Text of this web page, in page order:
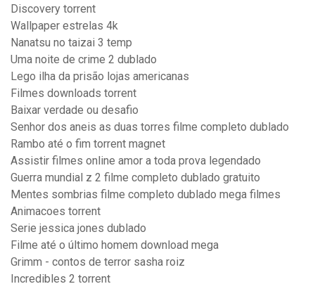
Discovery torrent
Wallpaper estrelas 4k
Nanatsu no taizai 3 temp
Uma noite de crime 2 dublado
Lego ilha da prisão lojas americanas
Filmes downloads torrent
Baixar verdade ou desafio
Senhor dos aneis as duas torres filme completo dublado
Rambo até o fim torrent magnet
Assistir filmes online amor a toda prova legendado
Guerra mundial z 2 filme completo dublado gratuito
Mentes sombrias filme completo dublado mega filmes
Animacoes torrent
Serie jessica jones dublado
Filme até o último homem download mega
Grimm - contos de terror sasha roiz
Incredibles 2 torrent